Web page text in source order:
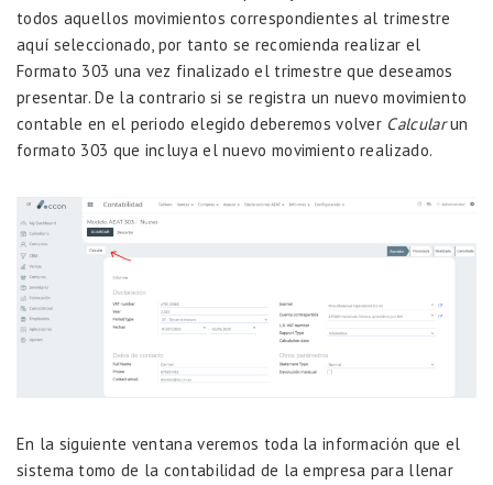
todos aquellos movimientos correspondientes al trimestre
aquí seleccionado, por tanto se recomienda realizar el
Formato 303 una vez finalizado el trimestre que deseamos
presentar. De la contrario si se registra un nuevo movimiento
contable en el periodo elegido deberemos volver Calcularun
formato 303 que incluya el nuevo movimiento realizado.
En la siguiente ventana veremos toda la información que el
sistema tomo de la contabilidad de la empresa para llenar